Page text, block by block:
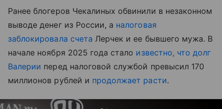
Ранее блогеров Чекалиных обвинили в незаконном
выводе денег из России, а налоговая
заблокировала счета Лерчек и ее бывшего мужа. В
начале ноября 2025 года стало известно, что долг
Валерии перед налоговой службой превысил 170
миллионов рублей и продолжает расти.